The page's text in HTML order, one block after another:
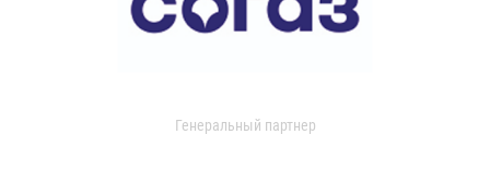
Генеральный партнер